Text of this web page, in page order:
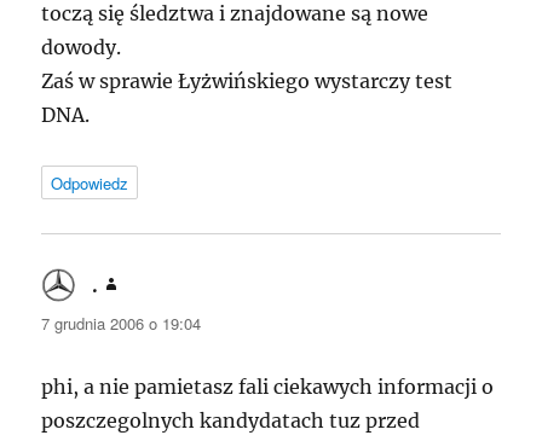
toczą się śledztwa i znajdowane są nowe
dowody.
Zaś w sprawie Łyżwińskiego wystarczy test
DNA.
Odpowiedz
.
7 grudnia 2006 o 19:04
phi, a nie pamietasz fali ciekawych informacji o
poszczegolnych kandydatach tuz przed